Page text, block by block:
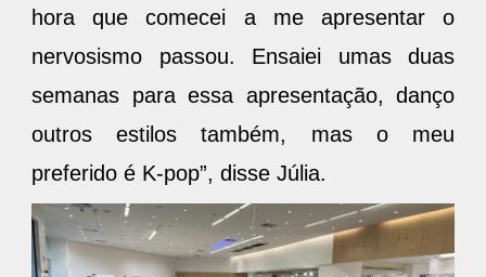
hora que comecei a me apresentar o
nervosismo passou. Ensaiei umas duas
semanas para essa apresentação, danço
outros estilos também, mas o meu
preferido é K-pop”, disse Júlia.